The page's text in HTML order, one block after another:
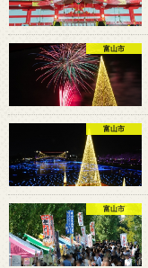
富山市
富山市
富山市